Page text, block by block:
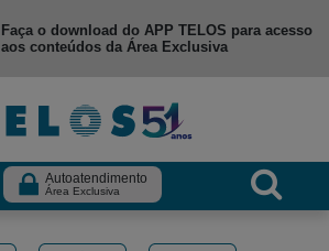
Faça o download do APP TELOS para acesso
aos conteúdos da Área Exclusiva
Autoatendimento
Área Exclusiva